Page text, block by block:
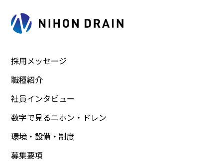
採用メッセージ
職種紹介
社員インタビュー
数字で見るニホン・ドレン
環境・設備・制度
募集要項